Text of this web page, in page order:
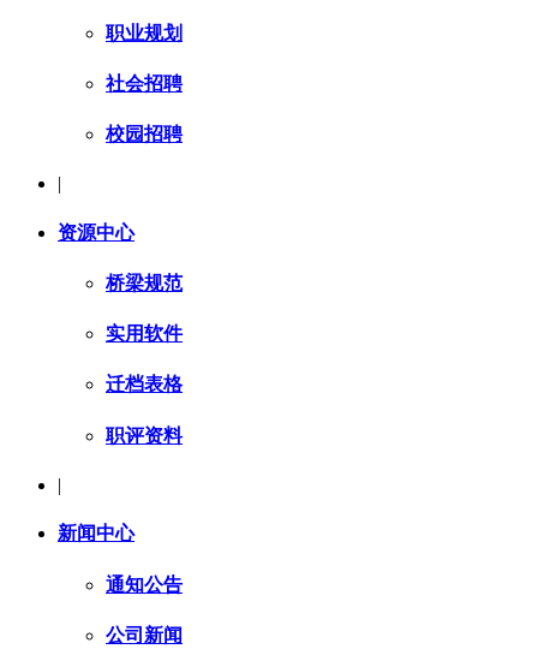
职业规划
社会招聘
校园招聘
|
资源中心
桥梁规范
实用软件
迁档表格
职评资料
|
新闻中心
通知公告
公司新闻